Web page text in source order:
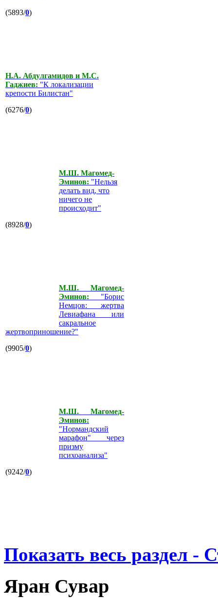
(5893/0)
Н.А. Абдулгамидов и М.С.
Гаджиев: "К локализации
крепости Билистан"
(6276/0)
М.Ш. Магомед-
Эминов: "Нельзя
делать вид, что
ничего не
происходит"
(8928/0)
М.Ш. Магомед-
Эминов: "Борис
Немцов: жертва
Левиафана или
сакральное
жертвоприношение?"
(9905/0)
М.Ш. Магомед-
Эминов:
"Нормандский
марафон" через
призму
психоанализа"
(9242/0)
Показать весь раздел -
Яран Сувар